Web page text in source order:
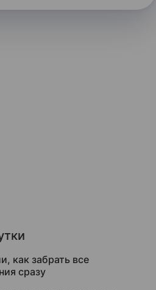
как забрать все
сразу